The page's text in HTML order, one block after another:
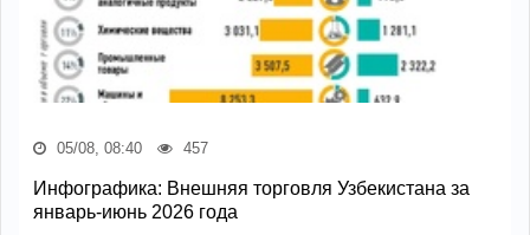
05/08, 08:40 457
Инфографика: Внешняя торговля Узбекистана за
январь-июнь 2026 года